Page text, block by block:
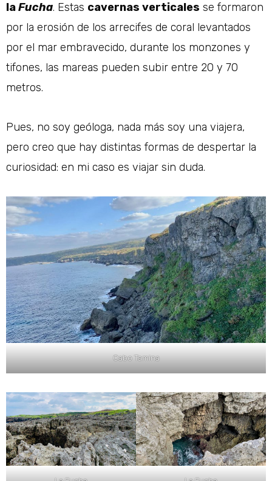
laFucha. Estas cavernas verticales se formaron
por la erosión de los arrecifes de coral levantados
por el mar embravecido, durante los monzones y
tifones, las mareas pueden subir entre 20 y 70
metros.
Pues, no soy geóloga, nada más soy una viajera,
pero creo que hay distintas formas de despertar la
curiosidad: en mi caso es viajar sin duda.
Cabo Tamina